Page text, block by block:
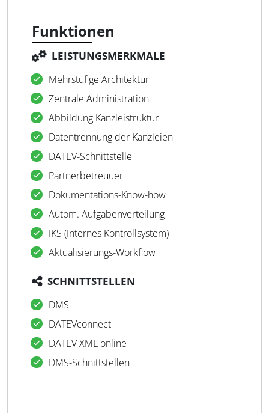
Funktionen
LEISTUNGSMERKMALE
Mehrstufige Architektur
Zentrale Administration
Abbildung Kanzleistruktur
Datentrennung der Kanzleien
DATEV-Schnittstelle
Partnerbetreuuer
Dokumentations-Know-how
Autom. Aufgabenverteilung
IKS (Internes Kontrollsystem)
Aktualisierungs-Workflow
SCHNITTSTELLEN
DMS
DATEVconnect
DATEV XML online
DMS-Schnittstellen